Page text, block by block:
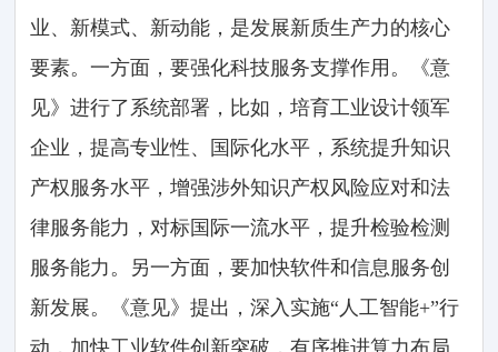
业、新模式、新动能，是发展新质生产力的核心
要素。一方面，要强化科技服务支撑作用。《意
见》进行了系统部署，比如，培育工业设计领军
企业，提高专业性、国际化水平，系统提升知识
产权服务水平，增强涉外知识产权风险应对和法
律服务能力，对标国际一流水平，提升检验检测
服务能力。另一方面，要加快软件和信息服务创
新发展。《意见》提出，深入实施“人工智能+”行
动，加快工业软件创新突破，有序推进算力布局